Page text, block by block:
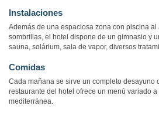
Instalaciones
Además de una espaciosa zona con piscina
sombrillas, el hotel dispone de un gimnasio y
sauna, solárium, sala de vapor, diversos
Comidas
Cada mañana se sirve un completo desayuno
restaurante del hotel ofrece un menú variado
mediterránea.